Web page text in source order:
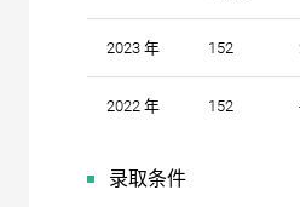
2023 年 152
2022 年 152
录取条件